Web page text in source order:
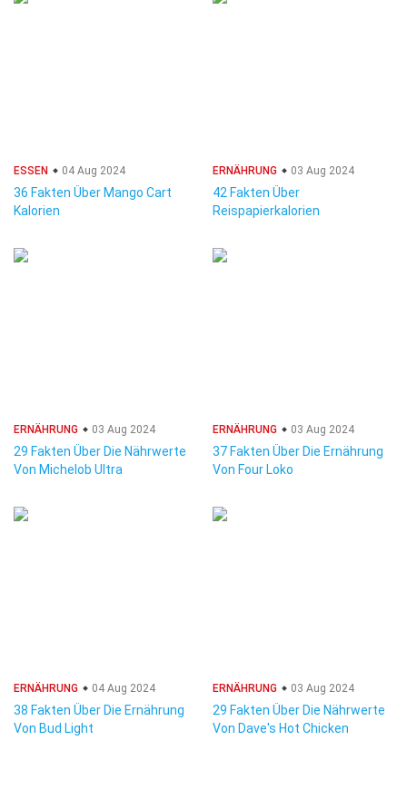
ESSEN 04 Aug 2024
36 Fakten Über Mango Cart
Kalorien
ERNÄHRUNG 03 Aug 2024
42 Fakten Über
Reispapierkalorien
ERNÄHRUNG 03 Aug 2024
29 Fakten Über Die Nährwerte
Von Michelob Ultra
ERNÄHRUNG 03 Aug 2024
37 Fakten Über Die Ernährung
Von Four Loko
ERNÄHRUNG 04 Aug 2024
38 Fakten Über Die Ernährung
Von Bud Light
ERNÄHRUNG 03 Aug 2024
29 Fakten Über Die Nährwerte
Von Dave's Hot Chicken